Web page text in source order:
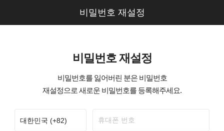
비밀번호 재설정
비밀번호 재설정
비밀번호를 잃어버린 분은 비밀번호
재설정으로 새로운 비밀번호를 등록해주세요.